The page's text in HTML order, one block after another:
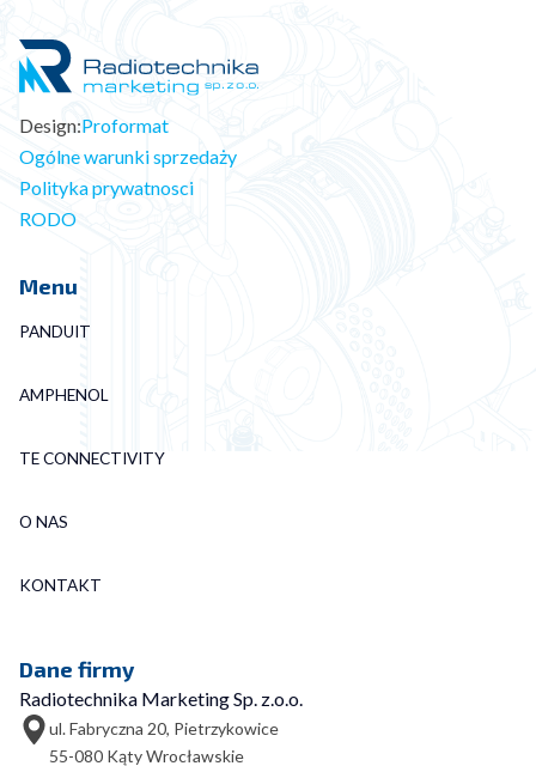
Design:Proformat
Ogólne warunki sprzedaży
Polityka prywatnosci
RODO
Menu
PANDUIT
AMPHENOL
TE CONNECTIVITY
O NAS
KONTAKT
Dane firmy
Radiotechnika Marketing Sp. z.o.o.
ul. Fabryczna 20, Pietrzykowice
55-080 Kąty Wrocławskie